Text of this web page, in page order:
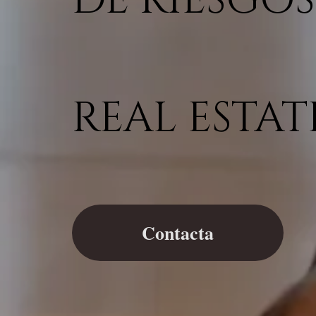
REAL
Contacta